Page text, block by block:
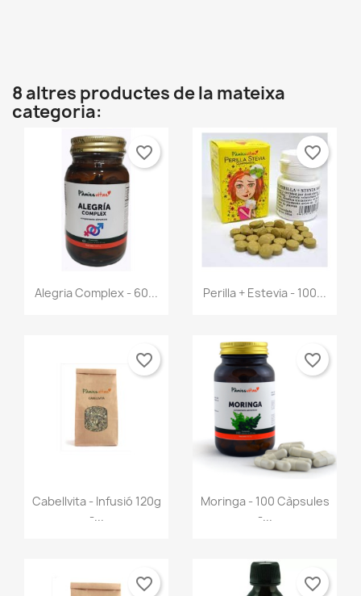
Crear una llista de desitjos
8 altres productes de la mateixa
categoria:
Vista ràpida
Alegria Complex - 60...
favorite_border
Vista ràpida
Perilla + Estevia - 100...
favorite_border
Vista ràpida
Cabellvita - Infusió 120g
-...
favorite_border
Vista ràpida
Moringa - 100 Càpsules
-...
favorite_border
favorite_border favorite_border